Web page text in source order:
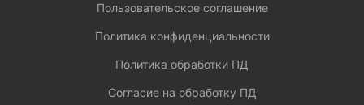
Пользовательское соглашение
Политика конфиденциальности
Политика обработки ПД
Согласие на обработку ПД